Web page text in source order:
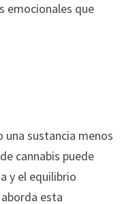
emocionales que
una sustancia menos
cannabis puede
y el equilibrio
esta